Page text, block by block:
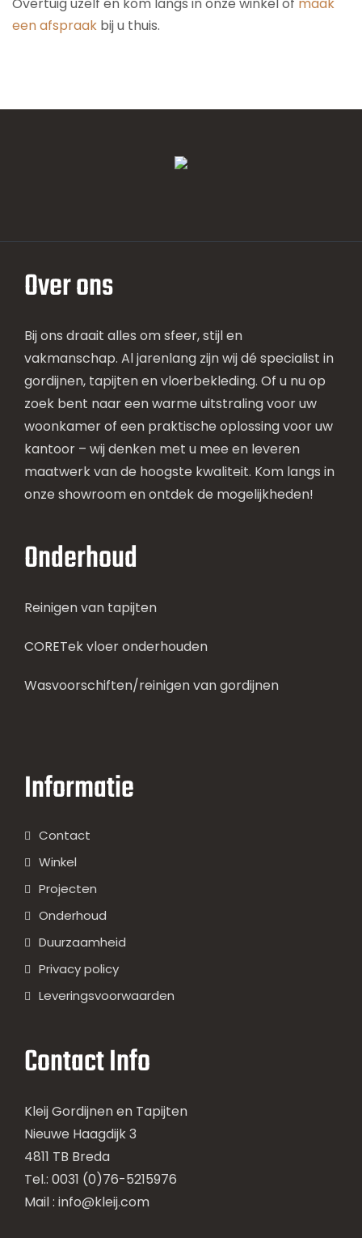
een afspraak bij u thuis.
Over ons
Bij ons draait alles om sfeer, stijl en
vakmanschap. Al jarenlang zijn wij dé specialist in
gordijnen, tapijten en vloerbekleding. Of u nu op
zoek bent naar een warme uitstraling voor uw
woonkamer of een praktische oplossing voor uw
kantoor – wij denken met u mee en leveren
maatwerk van de hoogste kwaliteit. Kom langs in
onze showroom en ontdek de mogelijkheden!
Onderhoud
Reinigen van tapijten
CORETek vloer onderhouden
Wasvoorschiften/reinigen van gordijnen
Informatie
Contact
Winkel
Projecten
Onderhoud
Duurzaamheid
Privacy policy
Leveringsvoorwaarden
Contact Info
Kleij Gordijnen en Tapijten
Nieuwe Haagdijk 3
4811 TB Breda
Tel.: 0031 (0)76-5215976
Mail : info@kleij.com